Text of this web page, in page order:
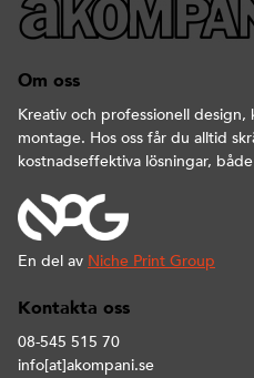
Om oss
Kreativ och professionell
montage. Hos oss får du alltid
kostnadseffektiva lösningar,
En del av Niche Print Group
Kontakta oss
08-545 515 70
info[at]akompani.se